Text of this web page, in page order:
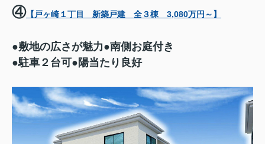
④【戸ヶ崎１丁目 新築戸建 全３棟 3,080万円～】
●敷地の広さが魅力●南側お庭付き
●駐車２台可●陽当たり良好